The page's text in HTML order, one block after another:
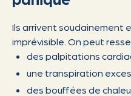
Ils arrivent soudainement
imprévisible. On peut
des palpitations
une transpiration
des bouffées de